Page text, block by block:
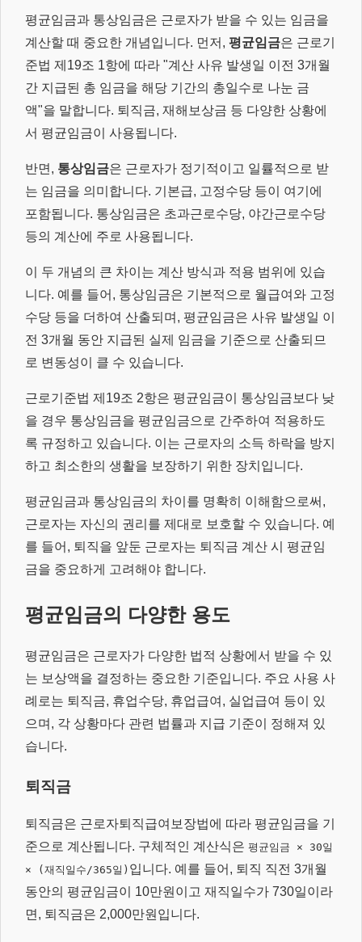
평균임금과 통상임금은 근로자가 받을 수 있는 임금을
계산할 때 중요한 개념입니다. 먼저, 평균임금은 근로기
준법 제19조 1항에 따라 "계산 사유 발생일 이전 3개월
간 지급된 총 임금을 해당 기간의 총일수로 나눈 금
액"을 말합니다. 퇴직금, 재해보상금 등 다양한 상황에
서 평균임금이 사용됩니다.
반면, 통상임금은 근로자가 정기적이고 일률적으로 받
는 임금을 의미합니다. 기본급, 고정수당 등이 여기에
포함됩니다. 통상임금은 초과근로수당, 야간근로수당
등의 계산에 주로 사용됩니다.
이 두 개념의 큰 차이는 계산 방식과 적용 범위에 있습
니다. 예를 들어, 통상임금은 기본적으로 월급여와 고정
수당 등을 더하여 산출되며, 평균임금은 사유 발생일 이
전 3개월 동안 지급된 실제 임금을 기준으로 산출되므
로 변동성이 클 수 있습니다.
근로기준법 제19조 2항은 평균임금이 통상임금보다 낮
을 경우 통상임금을 평균임금으로 간주하여 적용하도
록 규정하고 있습니다. 이는 근로자의 소득 하락을 방지
하고 최소한의 생활을 보장하기 위한 장치입니다.
평균임금과 통상임금의 차이를 명확히 이해함으로써,
근로자는 자신의 권리를 제대로 보호할 수 있습니다. 예
를 들어, 퇴직을 앞둔 근로자는 퇴직금 계산 시 평균임
금을 중요하게 고려해야 합니다.
평균임금의 다양한 용도
평균임금은 근로자가 다양한 법적 상황에서 받을 수 있
는 보상액을 결정하는 중요한 기준입니다. 주요 사용 사
례로는 퇴직금, 휴업수당, 휴업급여, 실업급여 등이 있
으며, 각 상황마다 관련 법률과 지급 기준이 정해져 있
습니다.
퇴직금
퇴직금은 근로자퇴직급여보장법에 따라 평균임금을 기
준으로 계산됩니다. 구체적인 계산식은 평균임금 × 30일
× (재직일수/365일) 입니다. 예를 들어, 퇴직 직전 3개월
동안의 평균임금이 10만원이고 재직일수가 730일이라
면, 퇴직금은 2,000만원입니다.